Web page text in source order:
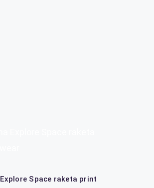
Space raketa print